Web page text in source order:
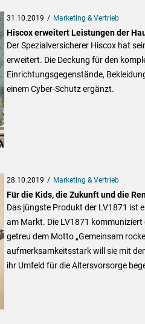
31.10.2019 Marketing & Vertrieb
Hiscox erweitert Leistungen der
Der Spezialversicherer Hiscox hat
erweitert. Die Deckung für den
Einrichtungsgegenstände,
einem Cyber-Schutz ergänzt.
28.10.2019 Marketing & Vertrieb
Für die Kids, die Zukunft und die
Das jüngste Produkt der LV1871 ist
am Markt. Die LV1871
getreu dem Motto „Gemeinsam
aufmerksamkeitsstark will sie mit
ihr Umfeld für die Altersvorsorge